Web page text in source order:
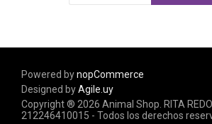
Powered bynopCommerce
Designed byAgile.uy
Copyright ® 2026 Animal Shop. RITA
212246410015 - Todos los derechos